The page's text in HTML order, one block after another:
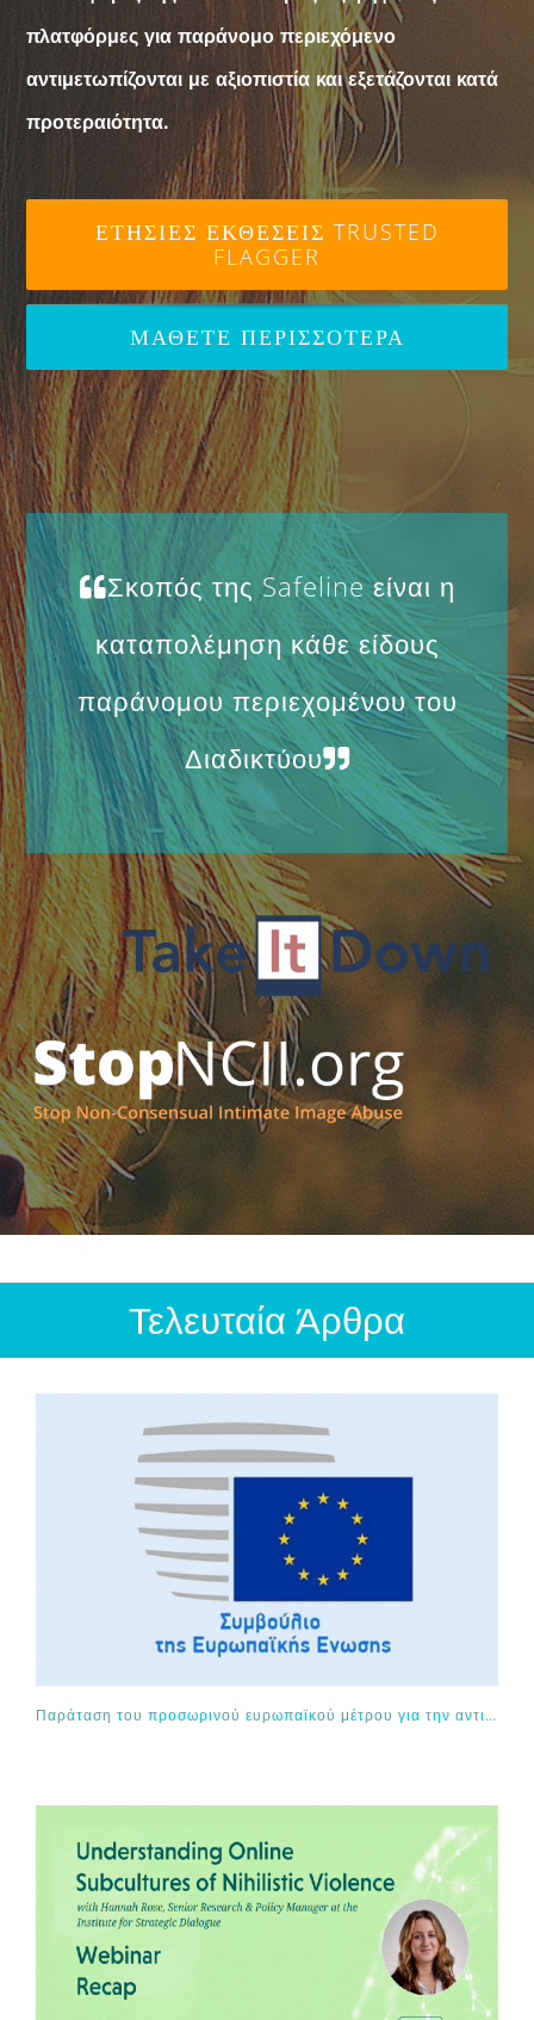
πλατφόρμες για παράνομο περιεχόμενο
αντιμετωπίζονται με αξιοπιστία και εξετάζονται κατά
προτεραιότητα.
ΕΤΗΣΙΕΣ ΕΚΘΕΣΕΙΣ TRUSTED
FLAGGER
ΜΑΘΕΤΕ ΠΕΡΙΣΣΟΤΕΡΑ
Σκοπός της Safeline είναι η
καταπολέμηση κάθε είδους
παράνομου περιεχομένου του
Διαδικτύου
Τελευταία Άρθρα
Παράταση του προσωρινού ευρωπαϊκού μέτρου για την αντιμετώπιση της διαδικτυακής σεξουαλικής κακοποίησης παιδιών